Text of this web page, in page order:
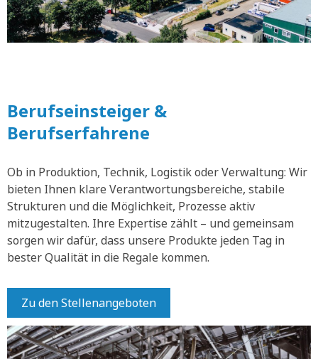
Berufseinsteiger &
Berufserfahrene
Ob in Produktion, Technik, Logistik oder Verwaltung: Wir
bieten Ihnen klare Verantwortungsbereiche, stabile
Strukturen und die Möglichkeit, Prozesse aktiv
mitzugestalten. Ihre Expertise zählt – und gemeinsam
sorgen wir dafür, dass unsere Produkte jeden Tag in
bester Qualität in die Regale kommen.
Zu den Stellenangeboten